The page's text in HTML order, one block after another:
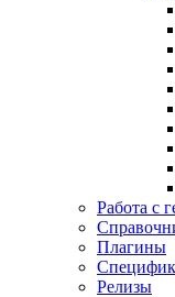
Работа с
Плагины
Релизы